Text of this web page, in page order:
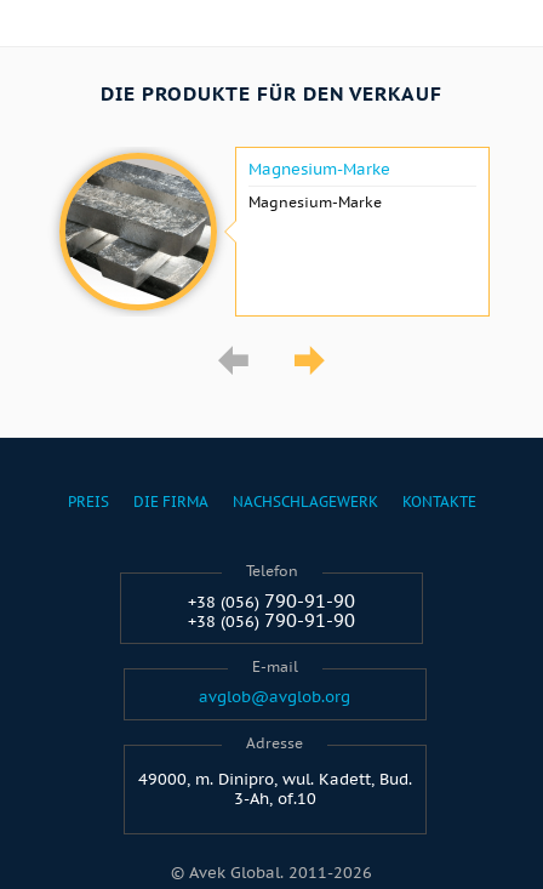
DIE PRODUKTE FÜR DEN VERKAUF
Magnesium-Marke
Magnesium-Marke
© Avek Global. 2011-2026
PREIS DIE FIRMA NACHSCHLAGEWERK KONTAKTE
Telefon
+38 (056) 790-91-90
+38 (056) 790-91-90
E-mail
avglob@avglob.org
Adresse
49000, m. Dinipro, wul. Kadett, Bud.
3-Ah, of.10